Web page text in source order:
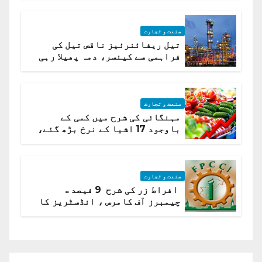
صنعت و تجارت
تیل ریفائنرئیز ناقص تیل کی
فراہمی سے کینسر، دمہ پھیلا رہی
صنعت و تجارت
مہنگائی کی شرح میں کمی کے
باوجود 17 اشیا کے نرخ بڑھ گئے،
صنعت و تجارت
افراط زر کی شرح 9 فیصد ..
چیمبرز آف کامرس ، انڈسٹریز کا